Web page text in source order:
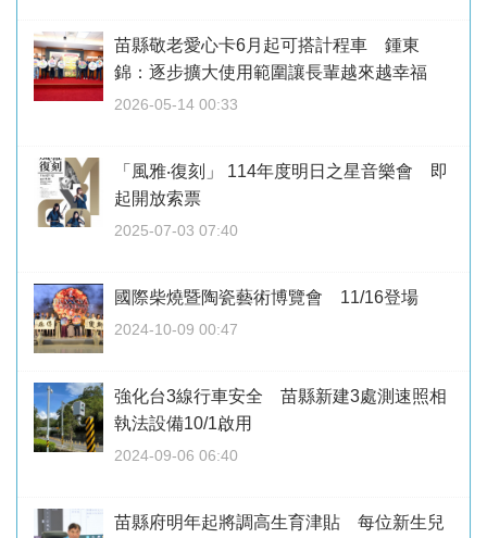
苗縣敬老愛心卡6月起可搭計程車 鍾東
錦：逐步擴大使用範圍讓長輩越來越幸福
2026-05-14 00:33
「風雅‧復刻」 114年度明日之星音樂會 即
起開放索票
2025-07-03 07:40
國際柴燒暨陶瓷藝術博覽會 11/16登場
2024-10-09 00:47
強化台3線行車安全 苗縣新建3處測速照相
執法設備10/1啟用
2024-09-06 06:40
苗縣府明年起將調高生育津貼 每位新生兒